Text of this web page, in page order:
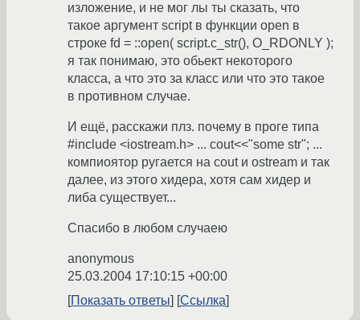
изложение, и не мог лы ты сказать, что
такое аргумент script в функции open в
строке fd = ::open( script.c_str(), O_RDONLY );
я так понимаю, это обьект некоторого
класса, а что это за класс или что это такое
в противном случае.
И ещё, расскажи плз. почему в проге типа
#include <iostream.h> ... cout<<"some str"; ...
компиоятор ругается на cout и ostream и так
далее, из этого хидера, хотя сам хидер и
либа существует...
Спасибо в любом случаею
anonymous
25.03.2004 17:10:15 +00:00
Показать ответы
Ссылка